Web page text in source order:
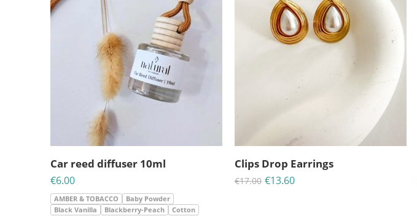
Car reed diffuser 10ml
€6.00
AMBER & TOBACCO
Baby Powder
Black Vanilla
Blackberry-Peach Cotton
30
Clips Drop Earrings
€17.00 €13.60